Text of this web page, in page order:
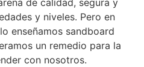
de calidad, segura y
y niveles. Pero en
enseñamos sandboard
un remedio para la
con nosotros.